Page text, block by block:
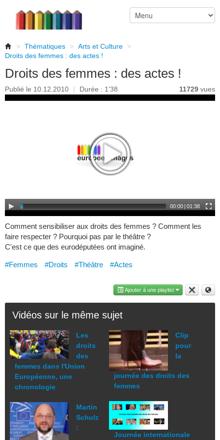
> Thématiques > Arts et Culture
>
Droits des femmes : des actes !
Droits des femmes : des actes !
Publié le 10.12.2010 | Durée : 1'38 11729 vues
00:00 | 01:38
Comment sensibiliser aux droits des femmes ? Comment les
faire respecter ? Pourquoi pas par le théâtre ?
C'est ce que des eurodéputées ont imaginé.
#Femmes #Droits #Théâtre #Actes
Ajouter à une playlist
Vidéos sur le même sujet
Les
droits
des
femmes dans l'Union
Européenne, une
chronologie
Martin
Schulz
:
Clip
pour
la
journée des droits des
femmes
Journée internationale